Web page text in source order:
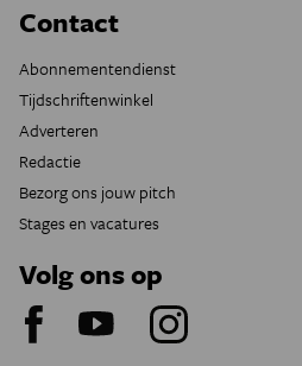
Contact
Abonnementendienst
Tijdschriftenwinkel
Adverteren
Redactie
Bezorg ons jouw pitch
Stages en vacatures
Volg ons op